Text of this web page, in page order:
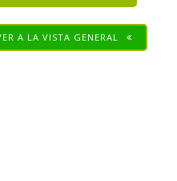
A LA VISTA GENERAL